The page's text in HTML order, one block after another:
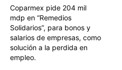
Coparmex pide 204 mil
mdp en “Remedios
Solidarios”, para bonos y
salarios de empresas, como
solución a la perdida en
empleo.